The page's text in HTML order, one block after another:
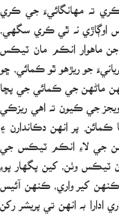
ته مهانگائيءَ جي ڪري
اوڳاڙي نه ٿي ڪري سگهي،
ماهوار انڪم مان ٽيڪس
جو ريڙهو ٿو ڪمائي، ڇو
ماڻهن جي ڪمائي جي پڇا
جي ڪيون ته اهي ريزڪي
ڪمائن. پر انهن دڪاندارن ۽
جي لاءِ انڪم ٽيڪس جي
ٽيڪس وٺن، کين پگهار پوءِ
کير واري، ڪنهن آئيس
به انهن تي پريشر رکن